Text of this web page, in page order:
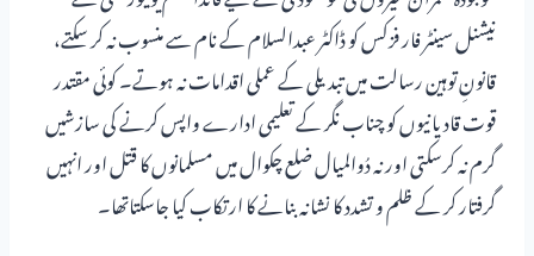
نیشنل سینٹر فار فزکس کو ڈاکٹر عبدالسلام کے نام سے منسوب نہ کر سکتے،
قانونِ توہین رسالت میں تبدیلی کے عملی اقدامات نہ ہوتے۔ کوئی مقتدر
قوت قادیانیوں کو چناب نگر کے تعلیمی ادارے واپس کرنے کی سازشیں
گرم نہ کرسکتی اور نہ دُوالمیال ضلع چکوال میں مسلمانوں کا قتل اور انہیں
گرفتار کر کے ظلم و تشدد کا نشانہ بنانے کا ارتکاب کیا جاسکتاتھا۔